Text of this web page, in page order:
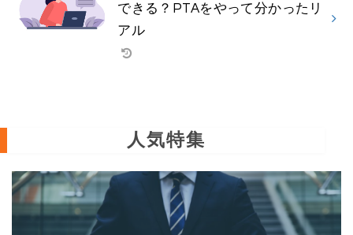
できる？PTAをやって分かったリ
アル
人気特集